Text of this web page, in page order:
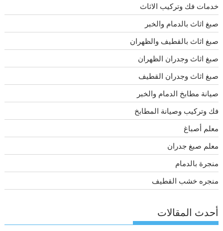
خدمات فك وتركيب الاثاث
صبغ اثاث بالدمام والخبر
صبغ اثاث بالقطيف والظهران
صبغ اثاث وجدران الظهران
صبغ اثاث وجدران القطيف
صيانة مطابخ الدمام والخبر
فك وتركيب وصيانة المطابخ
معلم أصباغ
معلم صبغ جدران
منجرة بالدمام
منجره خشب القطيف
أحدث المقالات